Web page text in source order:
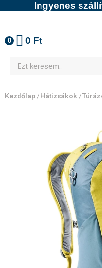
Ingyenes
0 0 Ft
Kezdőlap / Hátizsákok /